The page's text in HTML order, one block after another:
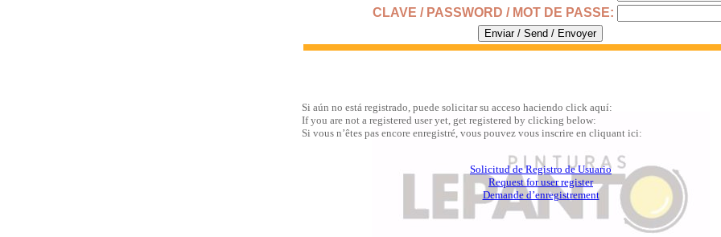
CLAVE / PASSWORD / MOT DE PASSE:
Si aún no está registrado, puede solicitar su acceso haciendo click aquí:
If you are not a registered user yet, get registered by clicking below:
Si vous n’êtes pas encore enregistré, vous pouvez vous inscrire en cliquant ici:
Solicitud de Registro de Usuario
Request for user register
Demande d’enregistrement